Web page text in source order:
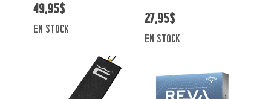
49,95$
en stock
27,95$
en stock